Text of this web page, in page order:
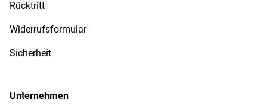
Rücktritt
Widerrufsformular
Sicherheit
Unternehmen